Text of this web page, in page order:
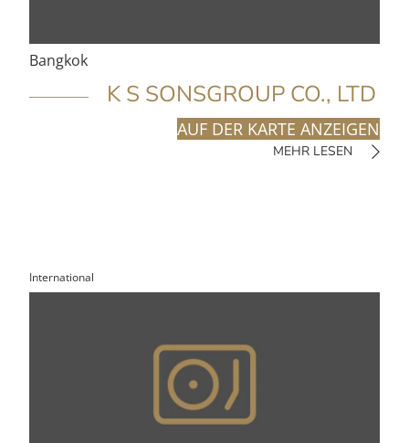
Bangkok
K S SONSGROUP CO., LTD
AUF DER KARTE ANZEIGEN
MEHR LESEN
International